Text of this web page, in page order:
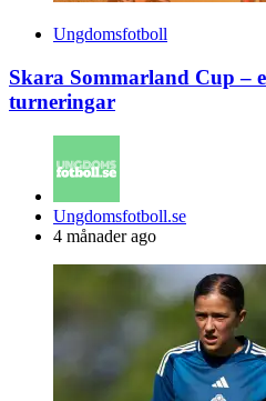
Ungdomsfotboll
Skara Sommarland Cup –
turneringar
Posted
by
Ungdomsfotboll.se
4 månader ago